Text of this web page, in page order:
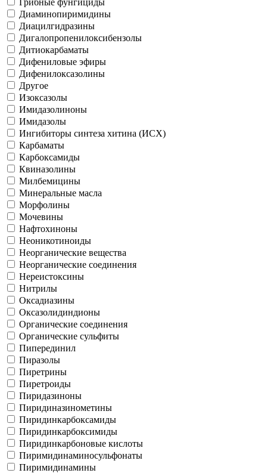
Диаминопиримидины
Диацилгидразины
Дигалопропенилоксибензолы
Дитиокарбаматы
Дифениловые эфиры
Дифенилоксазолины
Другое
Изоксазолы
Имидазолиноны
Имидазолы
Ингибиторы синтеза хитина (ИСХ)
Карбаматы
Карбоксамиды
Квиназолины
Милбемицины
Минеральные масла
Морфолины
Мочевины
Нафтохиноны
Неоникотиноиды
Неорганические вещества
Неорганические соединения
Нереистоксины
Нитрилы
Оксадиазины
Оксазолидиндионы
Органические соединения
Органические сульфиты
Пиперединил
Пиразолы
Пиретрины
Пиретроиды
Пиридазиноны
Пиридиназинометины
Пиридинкарбоксамиды
Пиридинкарбоксимиды
Пиридинкарбоновые кислоты
Пиримидинаминосульфонаты
Пиримидинамины